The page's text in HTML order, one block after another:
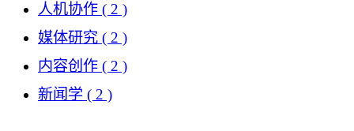
人机协作 ( 2 )
媒体研究 ( 2 )
内容创作 ( 2 )
新闻学 ( 2 )